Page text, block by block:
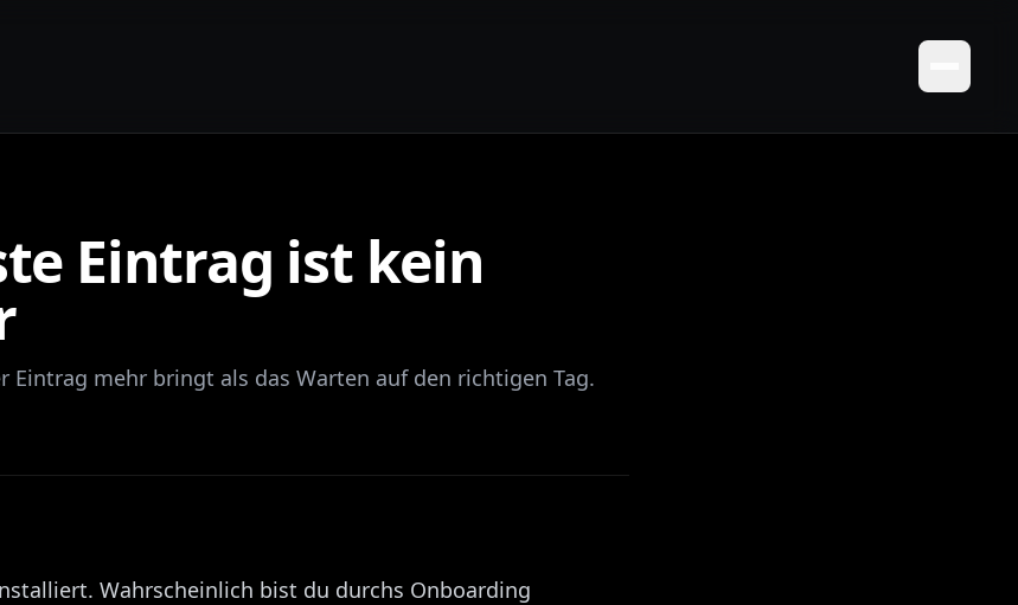
Eintrag ist kein
Eintrag mehr bringt als das Warten auf den richtigen Tag.
Wahrscheinlich bist du durchs Onboarding